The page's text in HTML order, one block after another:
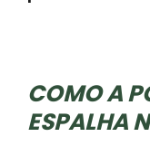
COMO A
ESPALHA